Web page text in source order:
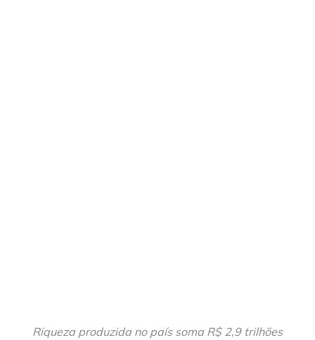
Riqueza produzida no país soma R$ 2,9 trilhões